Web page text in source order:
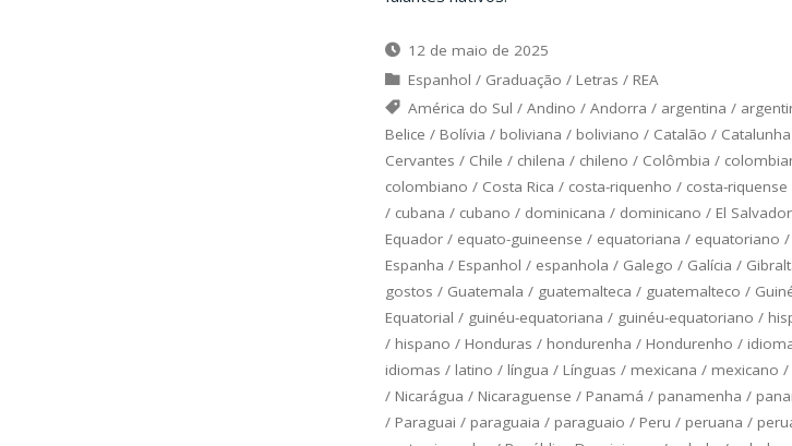
12 de maio de 2025
Espanhol / Graduação / Letras / REA
América do Sul /Andino /Andorra / argentina /
Belice / Bolívia / boliviana / boliviano / Catalão / Catalunha
Cervantes / Chile / chilena / chileno / Colômbia /
colombiano / Costa Rica / costa-riquenho / costa-riquense
/ cubana / cubano / dominicana / dominicano / El Salvador
Equador/ equato-guineense / equatoriana / equatoriano /
Espanha / Espanhol / espanhola / Galego / Galícia /
gostos / Guatemala / guatemalteca / guatemalteco /
Equatorial / guinéu-equatoriana / guinéu-equatoriano /
/ hispano / Honduras / hondurenha / Hondurenho /
idiomas / latino / língua / Línguas / mexicana / mexicano /
/ Nicarágua / Nicaraguense / Panamá / panamenha /
/ Paraguai / paraguaia / paraguaio / Peru / peruana /